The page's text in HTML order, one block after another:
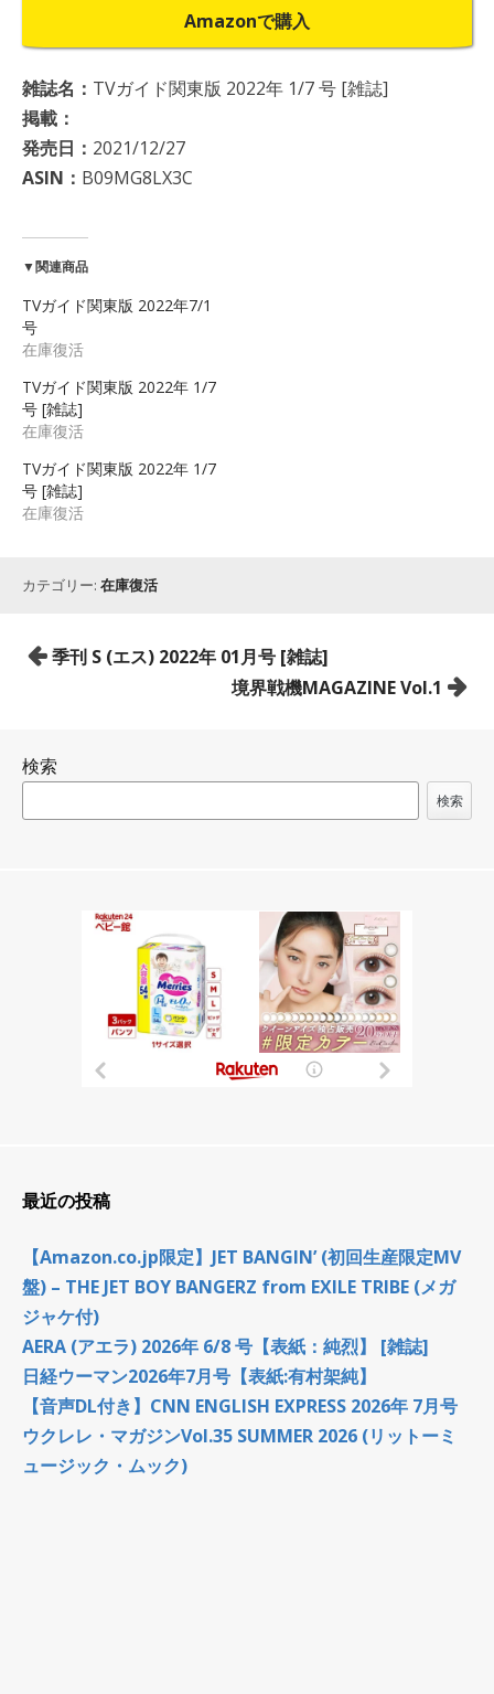
Amazonで購入
雑誌名： TVガイド関東版 2022年 1/7 号 [雑誌]
掲載：
発売日： 2021/12/27
ASIN： B09MG8LX3C
▼関連商品
TVガイド関東版 2022年7/1
号
在庫復活
TVガイド関東版 2022年 1/7
号 [雑誌]
在庫復活
TVガイド関東版 2022年 1/7
号 [雑誌]
在庫復活
カテゴリー: 在庫復活
投
ゲ
季刊 S (エス) 2022年 01月号 [雑誌]
境界戦機MAGAZINE Vol.1
検索
検索
最近の投稿
【Amazon.co.jp限定】JET BANGIN’ (初回生産限定MV
盤) – THE JET BOY BANGERZ from EXILE TRIBE (メガ
ジャケ付)
AERA (アエラ) 2026年 6/8 号【表紙：純烈】 [雑誌]
日経ウーマン2026年7月号【表紙:有村架純】
【音声DL付き】CNN ENGLISH EXPRESS 2026年 7月号
ウクレレ・マガジンVol.35 SUMMER 2026 (リットーミ
ュージック・ムック)